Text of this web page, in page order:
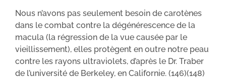
Nous n’avons pas seulement besoin de carotènes
dans le combat contre la dégénérescence de la
macula (la régression de la vue causée par le
vieillissement), elles protègent en outre notre peau
contre les rayons ultraviolets, d’après le Dr. Traber
de l’université de Berkeley, en Californie. (146)(148)